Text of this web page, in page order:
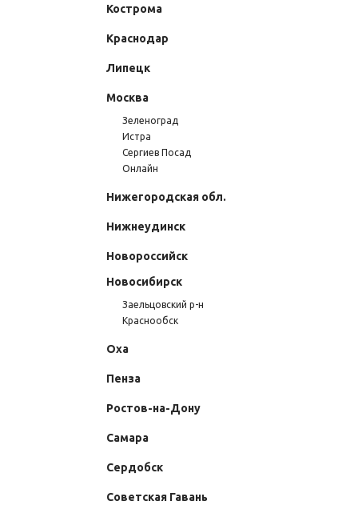
Кострома
Краснодар
Москва
Пенза
Оха
Новосибирск
Онлайн
Краснообск
Самара
Ростов-на-Дону
Сердобск
Нижегородская обл.
Нижнеудинск
Советская Гавань
Липецк
Новороссийск
Заельцовский р-н
Истра
Зеленоград
Сергиев Посад